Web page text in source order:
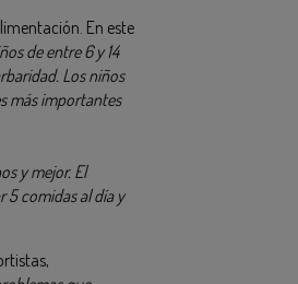
En este
de entre 6 y 14
Los niños
más importantes
y mejor. El
5 comidas al día y